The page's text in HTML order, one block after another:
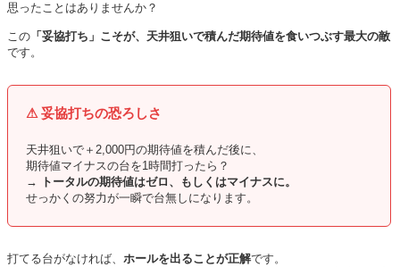
思ったことはありませんか？
この 「妥協打ち」こそが、天井狙いで積んだ期待値を食いつぶす最大の敵
です。
⚠ 妥協打ちの恐ろしさ
天井狙いで＋2,000円の期待値を積んだ後に、
期待値マイナスの台を1時間打ったら？
→
トータルの期待値はゼロ、もしくはマイナスに。
せっかくの努力が一瞬で台無しになります。
打てる台がなければ、 ホールを出ることが正解です。